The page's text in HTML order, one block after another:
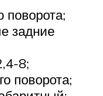
поворота;
задние
8;
поворота;